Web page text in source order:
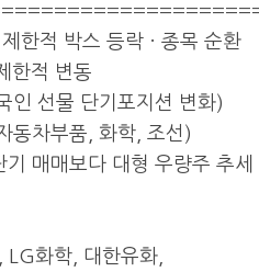
한적 박스 등락 · 종목 순환
한적 변동
인 선물 단기포지션 변화)
동차부품, 화학, 조선)
기 매매보다 대형 우량주 추세
LG화학, 대한유화,